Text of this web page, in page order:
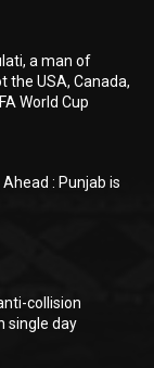
a man of
the USA, Canada,
World Cup
: Punjab is
collision
single day